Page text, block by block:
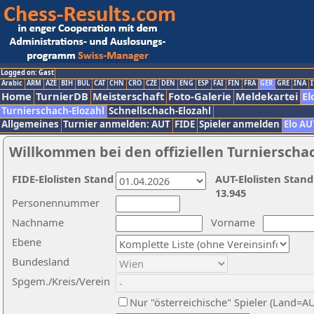
Logged on: Gast
Arabic ARM AZE BIH BUL CAT CHN CRO CZE DEN ENG ESP FAI FIN FRA GER GRE INA
Home TurnierDB Meisterschaft Foto-Galerie Meldekartei
Turnierschach-Elozahl Schnellschach-Elozahl
Allgemeines Turnier anmelden: AUT FIDE Spieler anmelden Elo
Willkommen bei den offiziellen
Nachname
Vorname
Ebene
Personennummer
Bundesland
Spgem./Kreis/Verein
Nur "österreichische" Spieler
AUT-Elolisten
13.945
FIDE-Elolisten Stand